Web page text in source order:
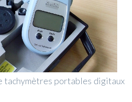
tachymètres portables digitaux